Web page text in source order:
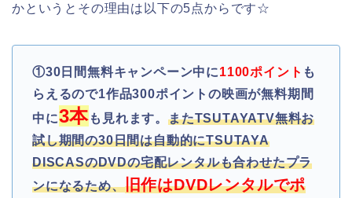
かというとその理由は以下の5点からです☆
①30日間無料キャンペーン中に1100ポイント も
らえるので1作品300ポイントの映画が無料期間
中に3本も見れます。 またTSUTAYATV無料お
試し期間の30日間は自動的にTSUTAYA
DISCASのDVDの宅配レンタルも合わせたプラ
ンになるため、旧作はDVDレンタルでポ